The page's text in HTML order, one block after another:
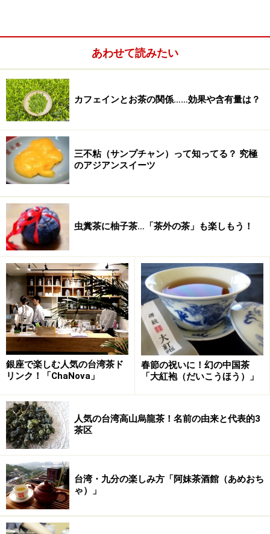
あわせて読みたい
カフェインとお茶の関係……効果や含有量は？
三不粘（サンプチャン）って知ってる？ 究極
のアジアンスイーツ
虫糞茶に柚子茶…「茶外の茶」も楽しもう！
銀座で楽しむ人気の台湾茶ド
リンク！「ChaNova」
春節の祝いに！幻の中国茶
「大紅袍（だいこうほう）」
人気の台湾高山烏龍茶！名前の由来と代表的3
茶区
台湾・九分の楽しみ方「阿妹茶酒館（あめおち
ゃ）」